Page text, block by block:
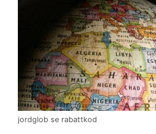
jordglob se rabattkod